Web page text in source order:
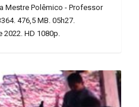
Mestre Polêmico - Professor
476,5 MB. 05h27.
HD 1080p.